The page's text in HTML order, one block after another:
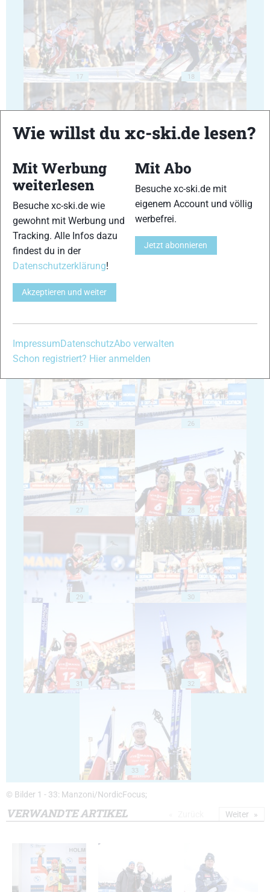
17 18
21 22
25 26
27 28
29 30
31 32
33
© Bilder 1 - 33: Manzoni/NordicFocus;
VERWANDTE ARTIKEL Weiter
Wie willst du xc-ski.de lesen?
Mit Werbung
weiterlesen
Besuche xc-ski.de wie
gewohnt mit Werbung und
Tracking. Alle Infos dazu
findest du in der
Datenschutzerklärung!
Akzeptieren und weiter
Mit Abo
Besuche xc-ski.de mit
eigenem Account und völlig
werbefrei.
Jetzt abonnieren
ImpressumDatenschutzAbo verwalten
Schon registriert? Hier anmelden